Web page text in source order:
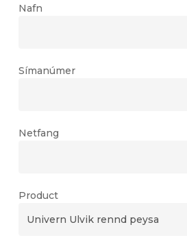
Nafn
Símanúmer
Netfang
Product